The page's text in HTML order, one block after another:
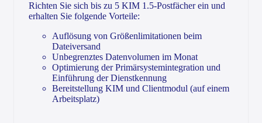
Richten Sie sich bis zu 5 KIM 1.5-Postfächer ein und
erhalten Sie folgende Vorteile:
Auflösung von Größenlimitationen beim
Dateiversand
Unbegrenztes Datenvolumen im Monat
Optimierung der Primärsystemintegration und
Einführung der Dienstkennung
Bereitstellung KIM und Clientmodul (auf einem
Arbeitsplatz)